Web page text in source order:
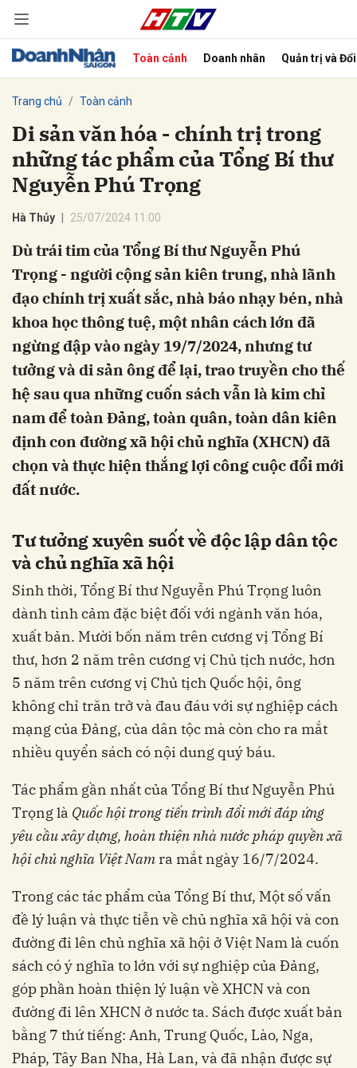
Toàn cảnh Doanh nhân Quản trị và
Trang chủ Toàn cảnh
Di sản văn hóa - chính trị trong
những tác phẩm của Tổng Bí thư
Nguyễn Phú Trọng
Hà Thủy 25/07/2024 11:00
Dù trái tim của Tổng Bí thư Nguyễn Phú
Trọng - người cộng sản kiên trung, nhà lãnh
đạo chính trị xuất sắc, nhà báo nhạy bén, nhà
khoa học thông tuệ, một nhân cách lớn đã
ngừng đập vào ngày 19/7/2024, nhưng tư
tưởng và di sản ông để lại, trao truyền cho thế
hệ sau qua những cuốn sách vẫn là kim chỉ
nam để toàn Đảng, toàn quân, toàn dân kiên
định con đường xã hội chủ nghĩa (XHCN) đã
chọn và thực hiện thắng lợi công cuộc đổi mới
đất nước.
Tư tưởng xuyên suốt về độc lập dân tộc
và chủ nghĩa xã hội
Sinh thời, Tổng Bí thư Nguyễn Phú Trọng luôn
dành tình cảm đặc biệt đối với ngành văn hóa,
xuất bản. Mười bốn năm trên cương vị Tổng Bí
thư, hơn 2 năm trên cương vị Chủ tịch nước, hơn
5 năm trên cương vị Chủ tịch Quốc hội, ông
không chỉ trăn trở và đau đáu với sự nghiệp cách
mạng của Đảng, của dân tộc mà còn cho ra mắt
nhiều quyển sách có nội dung quý báu.
Tác phẩm gần nhất của Tổng Bí thư Nguyễn Phú
Trọng là Quốc hội trong tiến trình đổi mới đáp ứng
yêu cầu xây dựng, hoàn thiện nhà nước pháp quyền xã
hội chủ nghĩa Việt Nam ra mắt ngày 16/7/2024.
Trong các tác phẩm của Tổng Bí thư, Một số vấn
đề lý luận và thực tiễn về chủ nghĩa xã hội và con
đường đi lên chủ nghĩa xã hội ở Việt Nam là cuốn
sách có ý nghĩa to lớn với sự nghiệp của Đảng,
góp phần hoàn thiện lý luận về XHCN và con
đường đi lên XHCN ở nước ta. Sách được xuất bản
bằng 7 thứ tiếng: Anh, Trung Quốc, Lào, Nga,
Pháp, Tây Ban Nha, Hà Lan, và đã nhận được sự
Hủy